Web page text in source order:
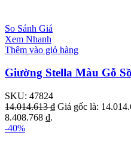
So Sánh Giá
Xem Nhanh
Thêm vào giỏ hàng
Giường Stella Màu Gỗ
SKU: 47824
14.014.613₫ Giá gốc là:
8.408.768 ₫.
-40%